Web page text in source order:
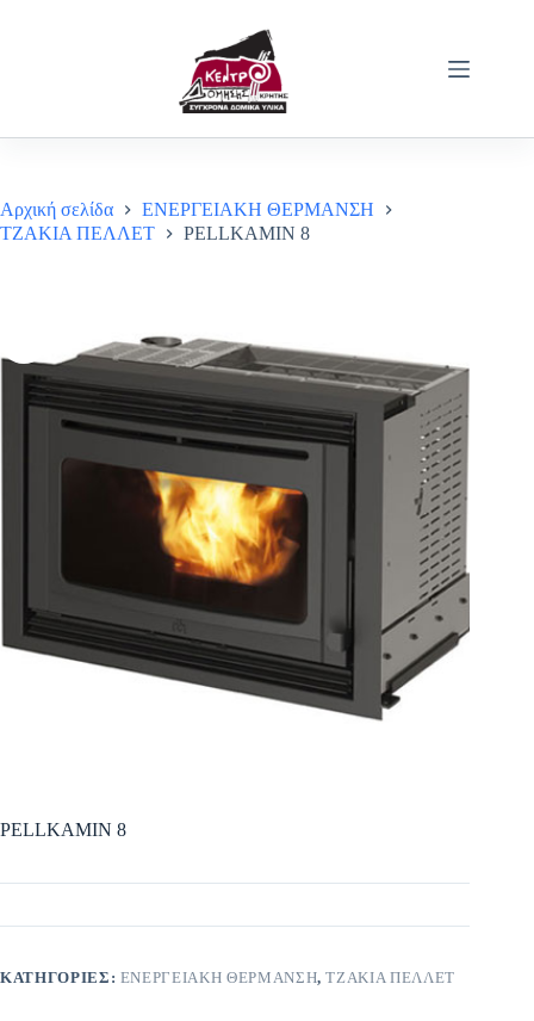
Αρχική σελίδα
ΕΝΕΡΓΕΙΑΚΗ ΘΕΡΜΑΝΣΗ
ΤΖΑΚΙΑ ΠΕΛΛΕΤ
PELLKAMIN 8
PELLKAMIN 8
ΚΑΤΗΓΟΡΊΕΣ: ΕΝΕΡΓΕΙΑΚΗ ΘΕΡΜΑΝΣΗ,ΤΖΑΚΙΑ ΠΕΛΛΕΤ